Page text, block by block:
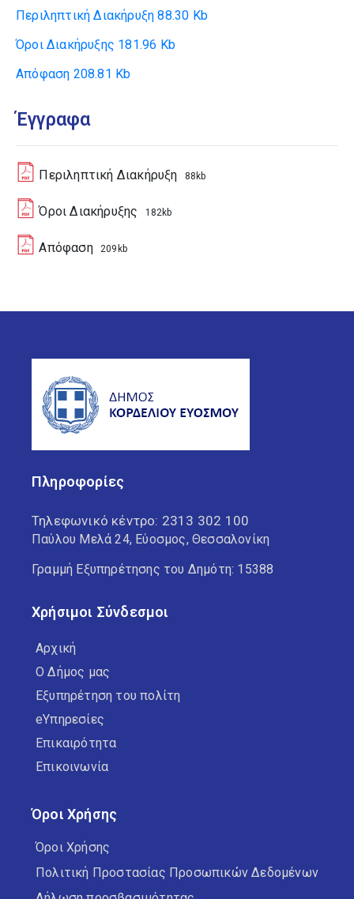
Περιληπτική Διακήρυξη 88.30 Kb
Όροι Διακήρυξης 181.96 Kb
Απόφαση 208.81 Kb
Έγγραφα
Περιληπτική Διακήρυξη 88kb
Όροι Διακήρυξης 182kb
Απόφαση 209kb
Πληροφορίες
Τηλεφωνικό κέντρο: 2313 302 100
Παύλου Μελά 24, Εύοσμος, Θεσσαλονίκη
Γραμμή Εξυπηρέτησης του Δημότη: 15388
Χρήσιμοι Σύνδεσμοι
Αρχική
Ο Δήμος μας
Εξυπηρέτηση του πολίτη
eΥπηρεσίες
Επικαιρότητα
Επικοινωνία
Όροι Χρήσης
Όροι Χρήσης
Πολιτική Προστασίας Προσωπικών Δεδομένων